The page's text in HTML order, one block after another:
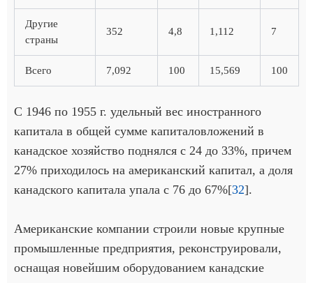
Другие
страны
352 4,8 1,112 7
Всего 7,092 100 15,569 100
С 1946 по 1955 г. удельный вес иностранного
капитала в общей сумме капиталовложений в
канадское хозяйство поднялся с 24 до 33%, причем
27% приходилось на американский капитал, а доля
канадского капитала упала с 76 до 67%[32].
Американские компании строили новые крупные
промышленные предприятия, реконструировали,
оснащая новейшим оборудованием канадские